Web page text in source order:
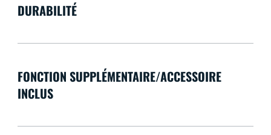
DURABILITÉ
FONCTION SUPPLÉMENTAIRE/ACCESSOIRE
INCLUS